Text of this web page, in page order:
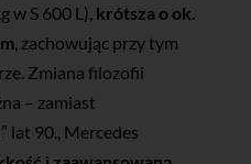
w S 600 L), krótsza o ok.
, zachowując przy tym
Zmiana filozofii
– zamiast
lat 90., Mercedes